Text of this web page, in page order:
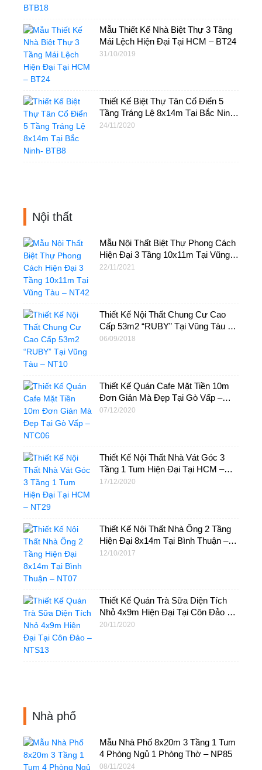
Mẫu Thiết Kế Nhà Biệt Thự 3 Tầng
Mái Lệch Hiện Đại Tại HCM – BT24
31/10/2019
Thiết Kế Biệt Thự Tân Cổ Điển 5
Tầng Tráng Lệ 8x14m Tại Bắc Ninh-
BTB8
24/11/2020
Nội thất
Mẫu Nội Thất Biệt Thự Phong Cách
Hiện Đại 3 Tầng 10x11m Tại Vũng
Tàu – NT42
22/11/2021
Thiết Kế Nội Thất Chung Cư Cao
Cấp 53m2 “RUBY” Tại Vũng Tàu –
NT10
06/09/2018
Thiết Kế Quán Cafe Mặt Tiền 10m
Đơn Giản Mà Đẹp Tại Gò Vấp –
NTC06
07/12/2020
Thiết Kế Nội Thất Nhà Vát Góc 3
Tầng 1 Tum Hiện Đại Tại HCM –
NT29
17/12/2020
Thiết Kế Nội Thất Nhà Ống 2 Tầng
Hiện Đại 8x14m Tại Bình Thuận –
NT07
12/10/2017
Thiết Kế Quán Trà Sữa Diện Tích
Nhỏ 4x9m Hiện Đại Tại Côn Đảo –
NTS13
20/11/2020
Nhà phố
Mẫu Nhà Phố 8x20m​ 3 Tầng 1 Tum
4 Phòng Ngủ 1 Phòng Thờ – NP85
08/11/2024